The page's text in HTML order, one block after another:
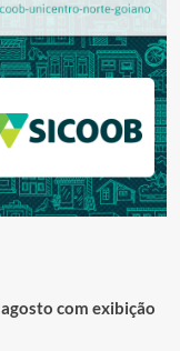
com exibição